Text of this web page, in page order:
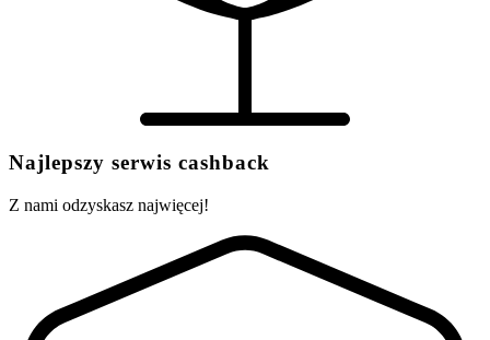
Najlepszy serwis cashback
Z nami odzyskasz najwięcej!